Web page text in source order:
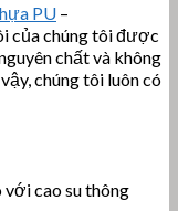
PU –
của chúng tôi được
chất và không
chúng tôi luôn có
với cao su thông